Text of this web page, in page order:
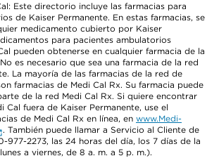
Este directorio incluye las farmacias para
de Kaiser Permanente. En estas farmacias, se
medicamento cubierto por Kaiser
para pacientes ambulatorios
pueden obtenerse en cualquier farmacia de la
es necesario que sea una farmacia de la red
La mayoría de las farmacias de la red de
farmacias de Medi Cal Rx. Su farmacia puede
de la red Medi Cal Rx. Si quiere encontrar
Cal fuera de Kaiser Permanente, use el
de Medi Cal Rx en línea, en www.Medi-
. También puede llamar a Servicio al Cliente de
977-2273, las 24 horas del día, los 7 días de la
a viernes, de 8 a. m. a 5 p. m.).